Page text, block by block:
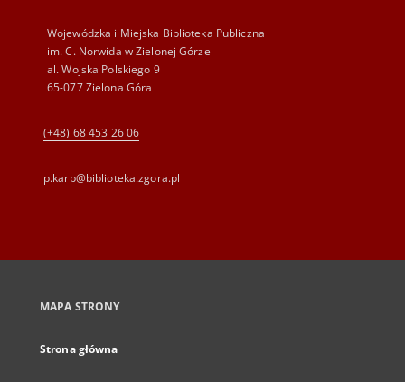
Wojewódzka i Miejska Biblioteka Publiczna
im. C. Norwida w Zielonej Górze
al. Wojska Polskiego 9
65-077 Zielona Góra
(+48) 68 453 26 06
p.karp@biblioteka.zgora.pl
MAPA STRONY
Strona główna